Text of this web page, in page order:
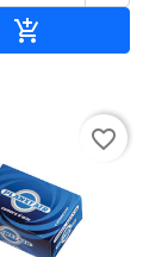

favorite_border